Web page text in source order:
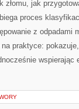
złomu, jak
proces
z odpadami
praktyce:
wspierając